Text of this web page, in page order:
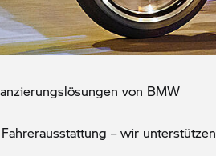
von BMW
– wir unterstützen